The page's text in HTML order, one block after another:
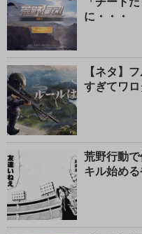
に・・・
【ネタ】
すぎてワ
荒野行動
キル始め